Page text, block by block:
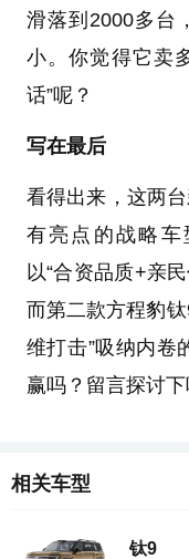
滑落到2000多台
小。你觉得它卖
话”呢？
写在最后
看得出来，这两
有亮点的战略车
以“合资品质+亲
而第二款方程豹
维打击”吸纳内卷
赢吗？留言探讨下
相关车型
钛9